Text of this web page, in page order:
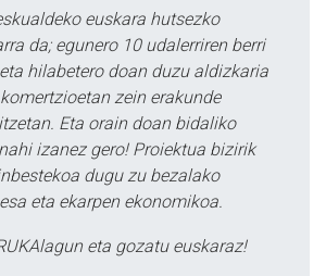
euskara hutsezko
da; egunero 10 udalerriren berri
hilabetero doan duzu aldizkaria
zein erakunde
Eta orain doan bidaliko
izanez gero! Proiektua bizirik
dugu zu bezalako
eta ekarpen ekonomikoa.
eta gozatu euskaraz!